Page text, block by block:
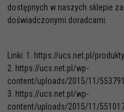
dostępnych w naszych sklepie
doświadczonymi doradcami.
Linki: 1.
https://ucs.net.pl/
2. https://ucs.net.pl/wp-
content/uploads/2015/11/
3. https://ucs.net.pl/wp-
content/uploads/2015/11/